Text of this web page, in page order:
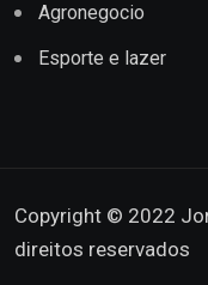
Agronegocio
Esporte e lazer
Copyright © 2022
direitos reservados